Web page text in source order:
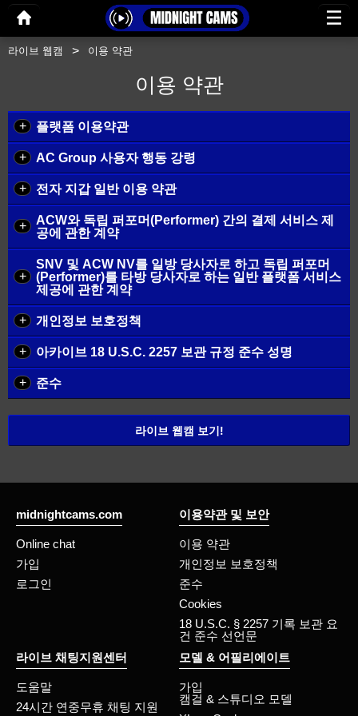
라이브 웹캠 이용 약관
이용 약관
+ 플랫폼 이용약관
+ AC Group 사용자 행동 강령
+ 전자 지갑 일반 이용 약관
+
ACW와 독립 퍼포머(Performer) 간의 결제 서비스 제
공에 관한 계약
+
SNV 및 ACW NV를 일방 당사자로 하고 독립 퍼포머
(Performer)를 타방 당사자로 하는 일반 플랫폼 서비스
제공에 관한 계약
+ 개인정보 보호정책
+ 아카이브 18 U.S.C. 2257 보관 규정 준수 성명
+ 준수
라이브 웹캠 보기!
midnightcams.com
Online chat
가입
로그인
이용약관 및 보안
이용 약관
개인정보 보호정책
준수
Cookies
18 U.S.C. § 2257 기록 보관 요
건 준수 선언문
라이브 채팅지원센터
도움말
24시간 연중무휴 채팅 지원
모델 & 어필리에이트
가입
캠걸 & 스튜디오 모델